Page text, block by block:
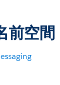
前空間